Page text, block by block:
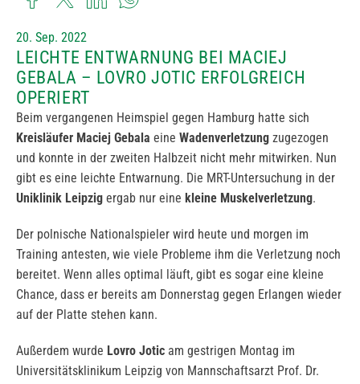
20. Sep. 2022
LEICHTE ENTWARNUNG BEI MACIEJ
GEBALA – LOVRO JOTIC ERFOLGREICH
OPERIERT
Beim vergangenen Heimspiel gegen Hamburg hatte sich
Kreisläufer Maciej Gebala eine Wadenverletzung zugezogen
und konnte in der zweiten Halbzeit nicht mehr mitwirken. Nun
gibt es eine leichte Entwarnung. Die MRT-Untersuchung in der
Uniklinik Leipzig ergab nur eine kleine Muskelverletzung.
Der polnische Nationalspieler wird heute und morgen im
Training antesten, wie viele Probleme ihm die Verletzung noch
bereitet. Wenn alles optimal läuft, gibt es sogar eine kleine
Chance, dass er bereits am Donnerstag gegen Erlangen wieder
auf der Platte stehen kann.
Außerdem wurde Lovro Jotic am gestrigen Montag im
Universitätsklinikum Leipzig von Mannschaftsarzt Prof. Dr.